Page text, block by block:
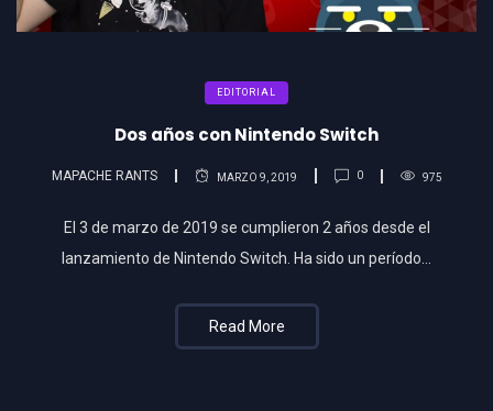
EDITORIAL
Dos años con Nintendo Switch
MAPACHE RANTS MARZO 9, 2019 0 975
El 3 de marzo de 2019 se cumplieron 2 años desde el
lanzamiento de Nintendo Switch. Ha sido un período…
Read More